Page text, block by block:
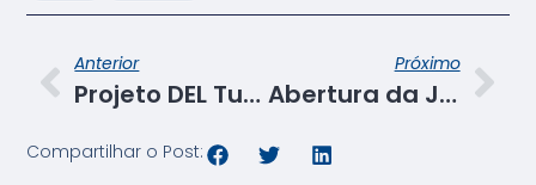
Anterior
Projeto DEL Turismo é apresentado aos representantes do Vai Turismo em Sergipe
Próximo
Abertura da Jornada Pedagógica 2025 destaca o compromisso com a inovação e a inclusão
Compartilhar o Post: